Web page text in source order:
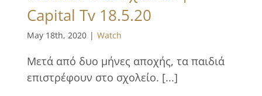
Capital Tv 18.5.20
May 18th, 2020 | Watch
Μετά από δυο μήνες αποχής, τα παιδιά
επιστρέφουν στο σχολείο. [...]